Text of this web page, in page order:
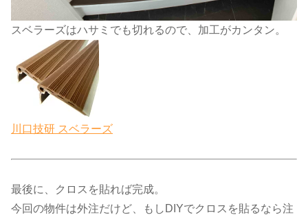
スベラーズはハサミでも切れるので、加工がカンタン。
川口技研 スベラーズ
最後に、クロスを貼れば完成。
今回の物件は外注だけど、もしDIYでクロスを貼るなら注